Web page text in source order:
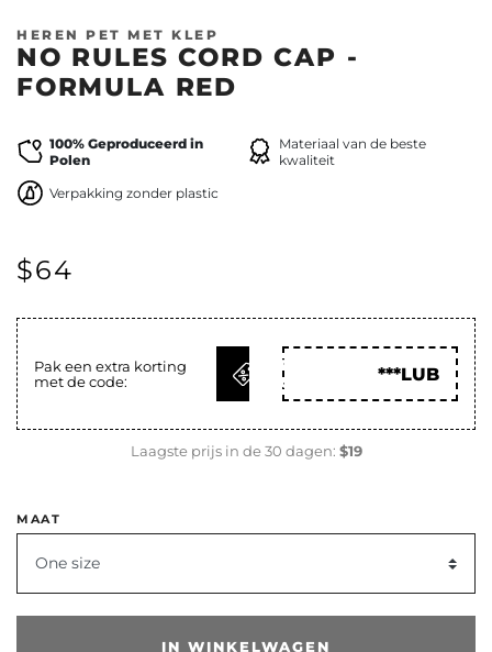
HEREN PET MET KLEP
NO RULES CORD CAP -
FORMULA RED
100% Geproduceerd in
Polen
Materiaal van de beste
kwaliteit
Verpakking zonder plastic
$64
Pak een extra korting
met de code:
KRIJG
CODE
***LUB
Laagste prijs in de 30 dagen: $19
MAAT
One size
IN WINKELWAGEN